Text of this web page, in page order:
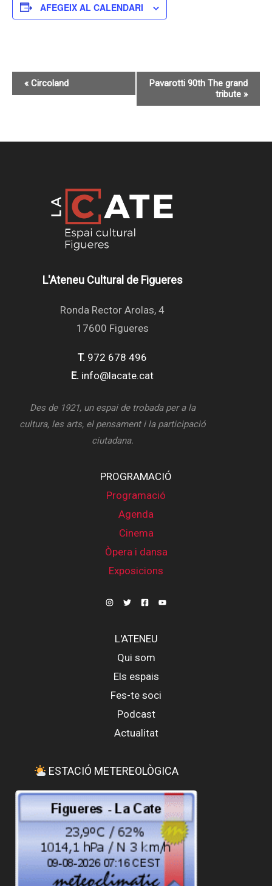
AFEGEIX AL CALENDARI
Navegació
d'Esdeveniment
« Circoland
Pavarotti 90th The grand
tribute »
L'Ateneu Cultural de Figueres
Ronda Rector Arolas, 4
17600 Figueres
T. 972 678 496
E. info@lacate.cat
Des de 1921, un espai de trobada per a la
cultura, les arts, el pensament i la participació
ciutadana.
PROGRAMACIÓ
Programació
Agenda
Cinema
Òpera i dansa
Exposicions
L'ATENEU
Qui som
Els espais
Fes-te soci
Podcast
Actualitat
ESTACIÓ METEREOLÒGICA